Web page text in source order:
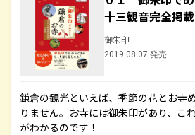
十三観音完全掲
御朱印
2019.08.07 発売
鎌倉の観光といえば、季節の花とお寺
りません。お寺には御朱印があり、こ
がわかるのです！